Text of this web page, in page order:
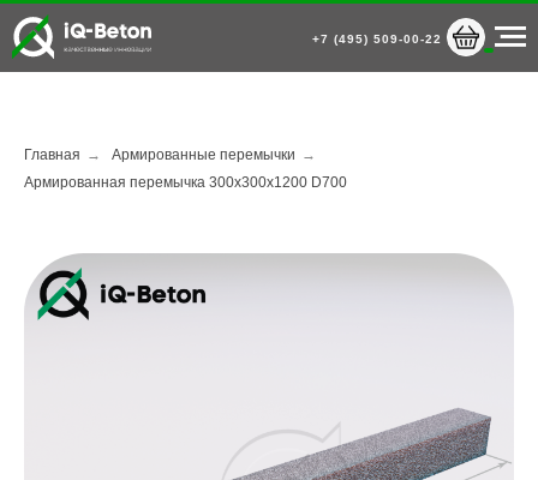
+7 (495) 509-00-22
Главная → Армированные перемычки →
Армированная перемычка 300х300х1200 D700